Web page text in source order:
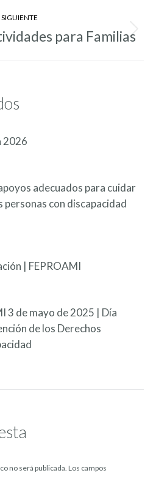
SIGUIENTE
Entradapara Familias
2026
adecuados para cuidar
personas con discapacidad
| FEPROAMI
3 de mayo de 2025 | Día
de los Derechos
no será publicada. Los campos